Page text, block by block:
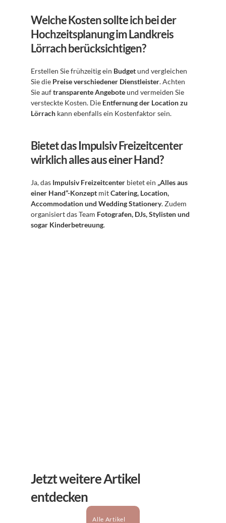
Welche Kosten sollte ich bei der
Hochzeitsplanung im Landkreis
Lörrach berücksichtigen?
Erstellen Sie frühzeitig ein Budget und vergleichen
Sie die Preise verschiedener Dienstleister. Achten
Sie auf transparente Angebote und vermeiden Sie
versteckte Kosten. Die Entfernung der Location zu
Lörrach kann ebenfalls ein Kostenfaktor sein.
Bietet das Impulsiv Freizeitcenter
wirklich alles aus einer Hand?
Ja, das Impulsiv Freizeitcenter bietet ein „Alles aus
einer Hand“-Konzept mit Catering, Location,
Accommodation und Wedding Stationery. Zudem
organisiert das Team Fotografen, DJs, Stylisten und
sogar Kinderbetreuung.
Jetzt weitere Artikel
entdecken
Alle Artikel